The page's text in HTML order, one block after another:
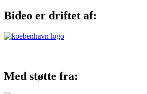
Bideo er driftet af:
Med støtte fra: